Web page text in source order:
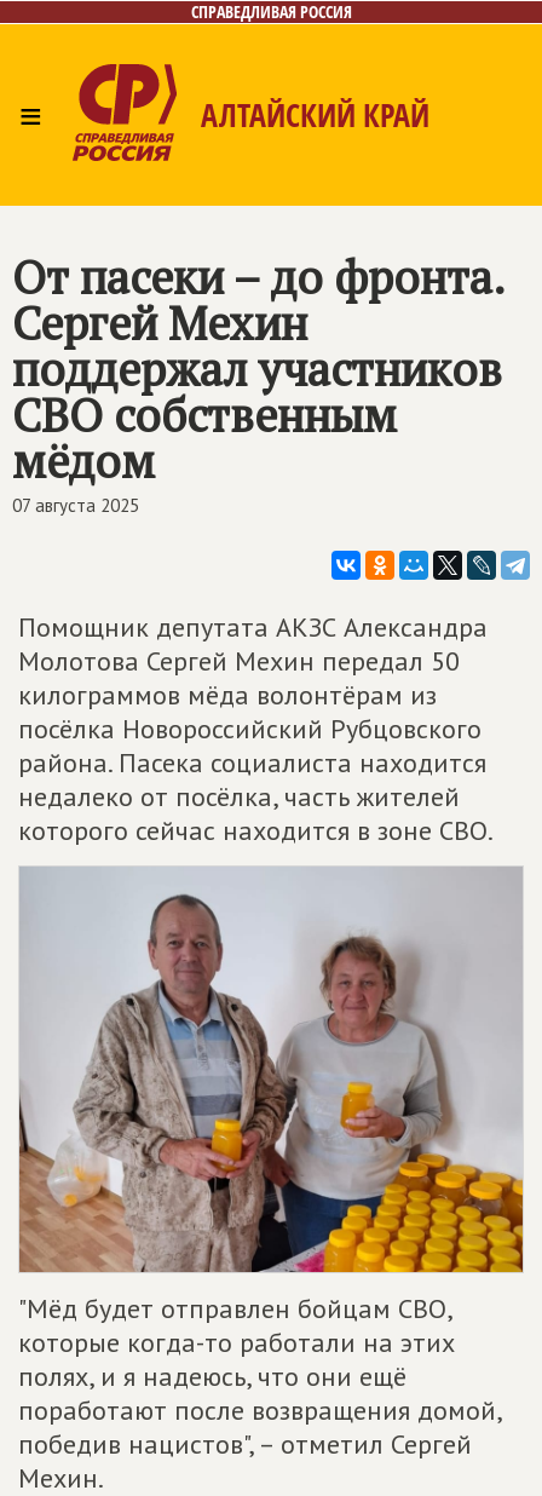
СПРАВЕДЛИВАЯ РОССИЯ
≡ АЛТАЙСКИЙ КРАЙ
От пасеки – до фронта.
Сергей Мехин
поддержал участников
СВО собственным
мёдом
07 августа 2025
Помощник депутата АКЗС Александра
Молотова Сергей Мехин передал 50
килограммов мёда волонтёрам из
посёлка Новороссийский Рубцовского
района. Пасека социалиста находится
недалеко от посёлка, часть жителей
которого сейчас находится в зоне СВО.
"Мёд будет отправлен бойцам СВО,
которые когда-то работали на этих
полях, и я надеюсь, что они ещё
поработают после возвращения домой,
победив нацистов", – отметил Сергей
Мехин.